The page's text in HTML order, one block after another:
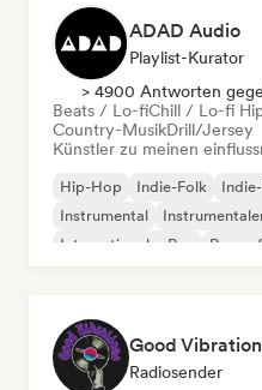
ADAD Audio
Playlist-Kurator
> 4900 Antworten
Beats / Lo-fiChill / Lo-fi
Country-MusikDrill/Jersey
Künstler zu meinen
Hip-Hop Indie-Folk
Instrumental
Internationaler Rap
Rap
Good
Radiosender